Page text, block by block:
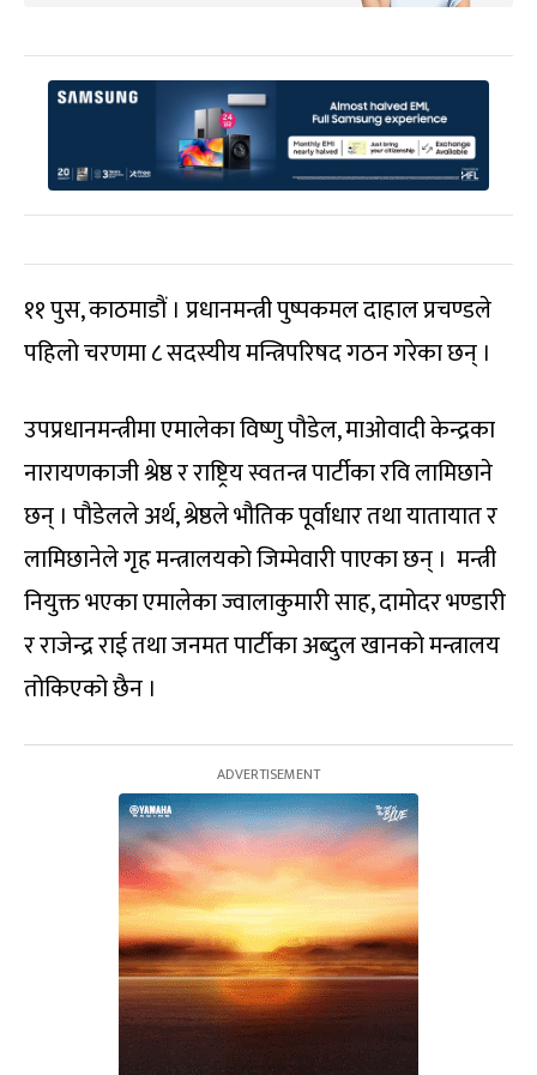
११ पुस, काठमाडौं । प्रधानमन्त्री पुष्पकमल दाहाल प्रचण्डले
पहिलो चरणमा ८ सदस्यीय मन्त्रिपरिषद गठन गरेका छन् ।
उपप्रधानमन्त्रीमा एमालेका विष्णु पौडेल, माओवादी केन्द्रका
नारायणकाजी श्रेष्ठ र राष्ट्रिय स्वतन्त्र पार्टीका रवि लामिछाने
छन् । पौडेलले अर्थ, श्रेष्ठले भौतिक पूर्वाधार तथा यातायात र
लामिछानेले गृह मन्त्रालयको जिम्मेवारी पाएका छन् । मन्त्री
नियुक्त भएका एमालेका ज्वालाकुमारी साह, दामोदर भण्डारी
र राजेन्द्र राई तथा जनमत पार्टीका अब्दुल खानको मन्त्रालय
तोकिएको छैन ।